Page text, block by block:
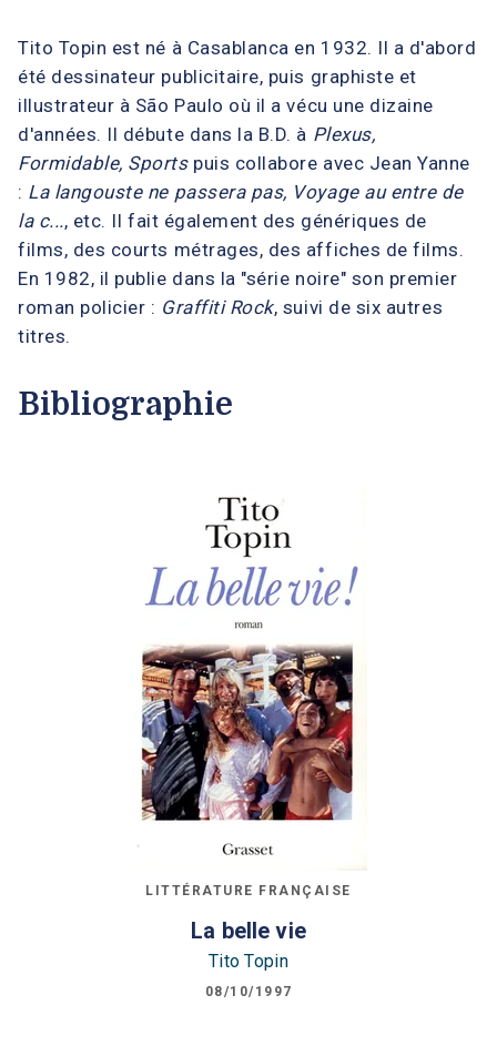
Tito Topin est né à Casablanca en 1932. Il a d'abord
été dessinateur publicitaire, puis graphiste et
illustrateur à São Paulo où il a vécu une dizaine
d'années. Il débute dans la B.D. à Plexus,
Formidable, Sportspuis collabore avec Jean Yanne
: La langouste ne passera pas, Voyage au entre de
la c..., etc. Il fait également des génériques de
films, des courts métrages, des affiches de films.
En 1982, il publie dans la "série noire" son premier
roman policier : Graffiti Rock, suivi de six autres
titres.
Bibliographie
LITTÉRATURE FRANÇAISE
La belle vie
Tito Topin
08/10/1997